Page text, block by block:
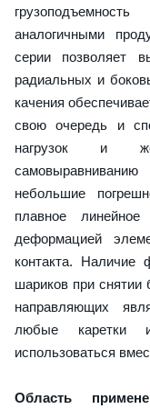
аналогичными
серии позволяет
радиальных и
качения
свою очередь и
нагрузок и
небольшие
плавное линейное
деформацией
контакта. Наличие
шариков при
направляющих
любые каретки
использоваться
Область